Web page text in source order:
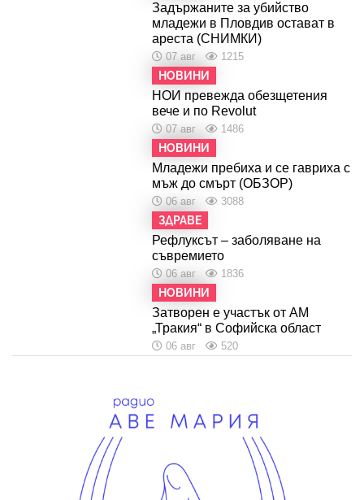
Задържаните за убийство
младежи в Пловдив остават в
ареста (СНИМКИ)
07 авг 1215
НОВИНИ
НОИ превежда обезщетения
вече и по Revolut
07 авг 1486
НОВИНИ
Младежи пребиха и се гавриха с
мъж до смърт (ОБЗОР)
06 авг 3088
ЗДРАВЕ
Рефлуксът – заболяване на
съвремието
06 авг 1836
НОВИНИ
Затворен е участък от АМ
„Тракия“ в Софийска област
06 авг 520